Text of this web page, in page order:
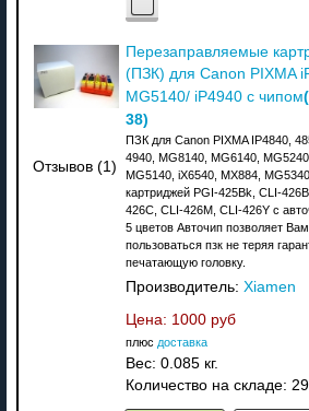
Отзывов (1)
Перезаправляемые
(ПЗК) для Canon PIXMA
MG5140/ iP4940 с чипом
38)
ПЗК для Canon PIXMA IP4840,
4940, MG8140, MG6140, MG5240,
MG5140, iX6540, MX884,
картриджей PGI-425Bk, CLI-
426C, CLI-426M, CLI-426Y с
5 цветов Авточип позволяет Вам
пользоваться пзк не теряя
печатающую головку.
Производитель: Xiamen
Цена: 1000 руб
плюс доставка
Вес: 0.085 кг.
Количество на складе: 29